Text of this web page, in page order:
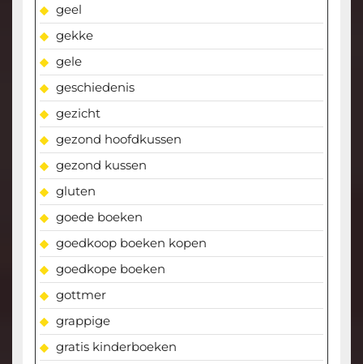
geel
gekke
gele
geschiedenis
gezicht
gezond hoofdkussen
gezond kussen
gluten
goede boeken
goedkoop boeken kopen
goedkope boeken
gottmer
grappige
gratis kinderboeken